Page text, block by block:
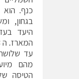
בגחון,
היעד
עד
מהם